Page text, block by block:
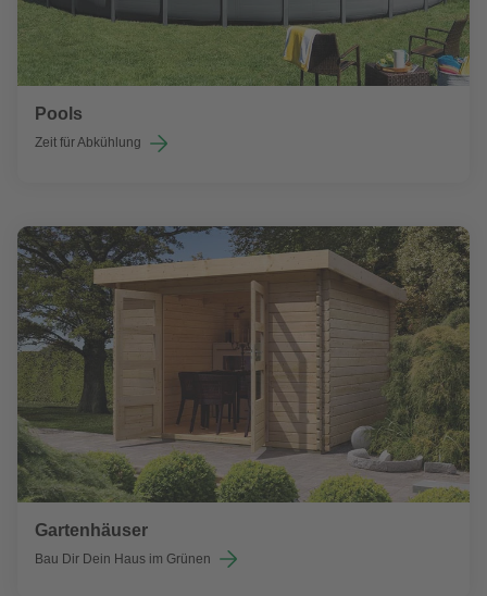
Pools
Zeit für Abkühlung
Gartenhäuser
Bau Dir Dein Haus im Grünen